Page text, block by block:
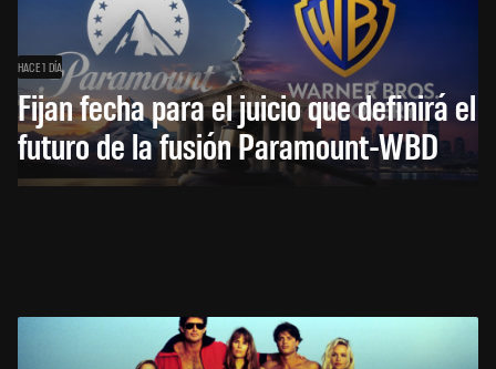
HACE 1 DÍA
Fijan fecha para el juicio que definirá el
futuro de la fusión Paramount-WBD